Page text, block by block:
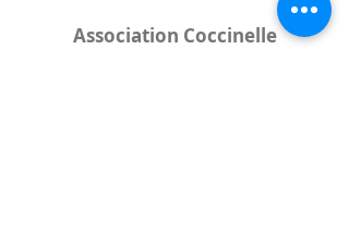
Association Coccinelle